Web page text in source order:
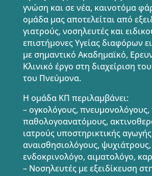
γνώση και σε νέα, καινοτόμα
ομάδα μας αποτελείται από
γιατρούς, νοσηλευτές και
επιστήμονες Υγείας διαφόρων
με σημαντικό Ακαδημαϊκό,
Κλινικό έργο στη διαχείριση
του Πνεύμονα.
Η ομάδα ΚΠ περιλαμβάνει:
– ογκολόγους,
παθολογοανατόμους,
ιατρούς υποστηρικτικής
αναισθησιολόγους, ψυχιάτρους,
ενδοκρινολόγο, αιματολόγο,
– Νοσηλευτές με εξειδίκευση